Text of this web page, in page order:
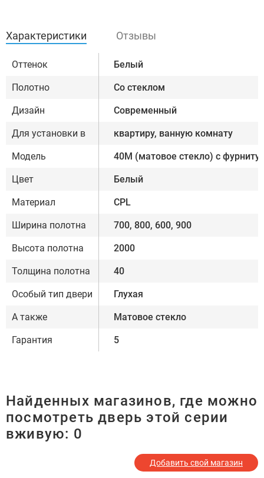
Характеристики Отзывы
Оттенок Белый
Полотно Со стеклом
Дизайн Современный
Для установки в квартиру, ванную комнату
Модель 40М (матовое стекло) с
Цвет Белый
Материал CPL
Ширина полотна 700, 800, 600, 900
Высота полотна 2000
Толщина полотна 40
Особый тип двери Глухая
А также Матовое стекло
Гарантия 5
Найденных магазинов, где можно
посмотреть дверь этой серии
вживую: 0
Добавить свой магазин